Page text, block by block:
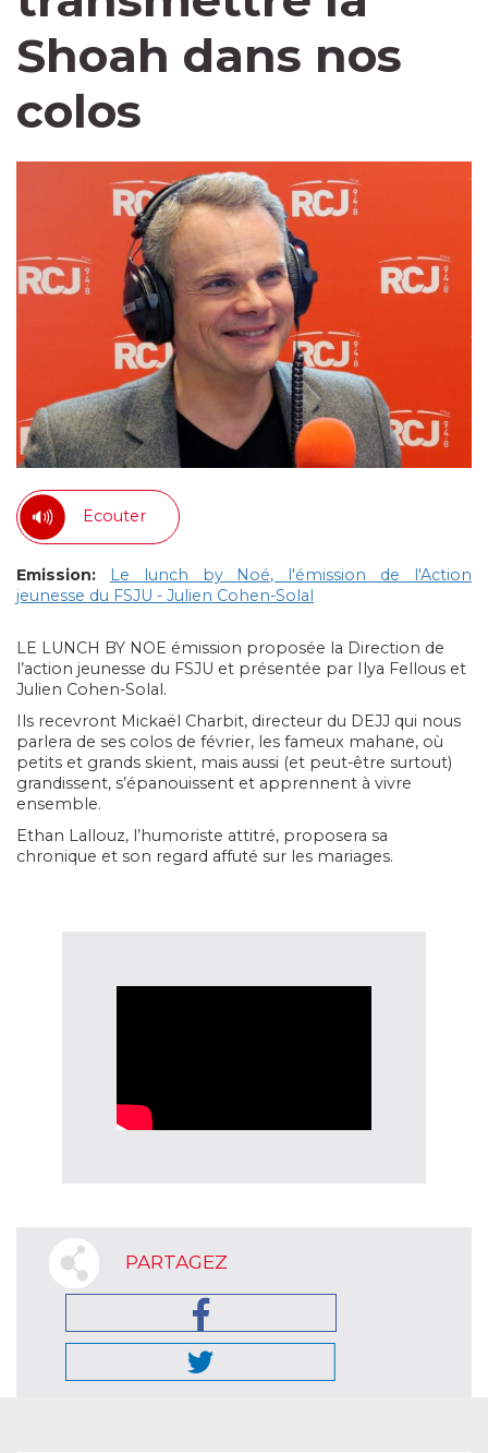
Shoah dans nos
colos
Ecouter
Emission:
Le lunch by Noé, l'émission de l'Action
jeunesse du FSJU - Julien Cohen-Solal
LE LUNCH BY NOE émission proposée la Direction de
l’action jeunesse du FSJU et présentée par Ilya Fellous et
Julien Cohen-Solal.
Ils recevront Mickaël Charbit, directeur du DEJJ qui nous
parlera de ses colos de février, les fameux mahane, où
petits et grands skient, mais aussi (et peut-être surtout)
grandissent, s’épanouissent et apprennent à vivre
ensemble.
Ethan Lallouz, l’humoriste attitré, proposera sa
chronique et son regard affuté sur les mariages.
PARTAGEZ